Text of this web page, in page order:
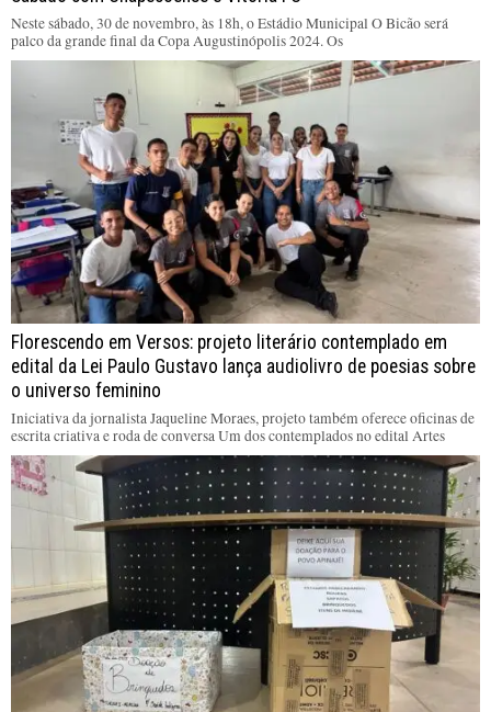
Neste sábado, 30 de novembro, às 18h, o Estádio Municipal O Bicão será
palco da grande final da Copa Augustinópolis 2024. Os
Florescendo em Versos: projeto literário contemplado em
edital da Lei Paulo Gustavo lança audiolivro de poesias sobre
o universo feminino
Iniciativa da jornalista Jaqueline Moraes, projeto também oferece oficinas de
escrita criativa e roda de conversa Um dos contemplados no edital Artes